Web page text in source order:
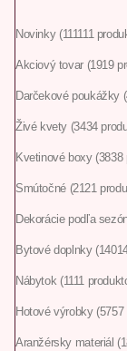
Novinky 111111
Akciový tovar 1919
Darčekové poukážky
Živé kvety 3434
Kvetinové boxy 3838
Smútočné 2121
Dekorácie podľa
Bytové doplnky 140
Nábytok 1111
Hotové výrobky 5757
Aranžérsky materiál